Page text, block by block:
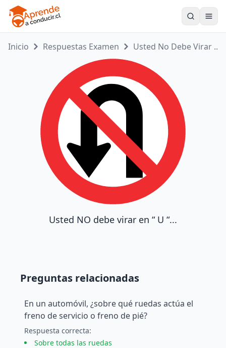
Inicio Respuestas Examen Usted No Debe Virar ...
Usted NO debe virar en “ U “...
Preguntas relacionadas
En un automóvil, ¿sobre qué ruedas actúa el
freno de servicio o freno de pié?
Respuesta correcta:
Sobre todas las ruedas